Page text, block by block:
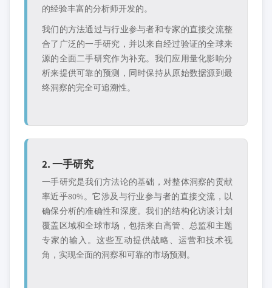
的经验丰富的分析师开发的。
我们的方法通过与行业参与者和专家的直接交流整
合了广泛的一手研究，并以来自经过验证的全球来
源的全面二手研究作为补充。我们应用量化影响分
析来提供可靠的预测，同时保持从原始数据源到最
终洞察的完全可追溯性。
2. 一手研究
一手研究是我们方法论的基础，对整体洞察的贡献
率近乎80%。它涉及与行业参与者的直接交流，以
确保分析的准确性和深度。我们的结构化访谈计划
覆盖区域和全球市场，包括来自高管、总监和主题
专家的输入。这些互动提供战略、运营和技术视
角，实现全面的洞察和可靠的市场预测。